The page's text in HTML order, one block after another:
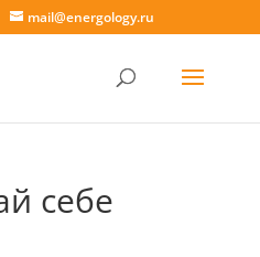
mail@energology.ru
себе